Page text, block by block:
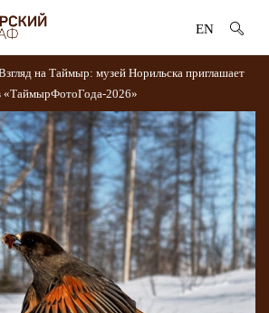
EN
на Таймыр: музей Норильска приглашает
«ТаймырФотоГода-2026»